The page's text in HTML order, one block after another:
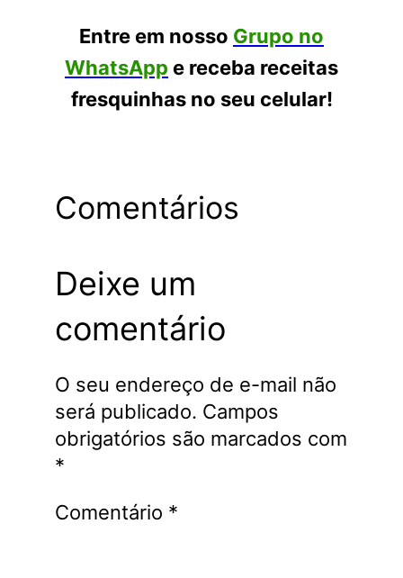
Entre em nosso Grupo no
WhatsApp e receba receitas
fresquinhas no seu celular!
Comentários
Deixe um
comentário
O seu endereço de e-mail não
será publicado. Campos
obrigatórios são marcados com
*
Comentário *